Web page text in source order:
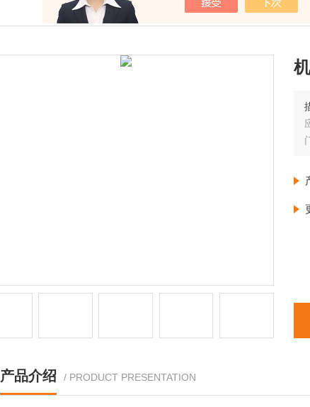
产品介绍 / PRODUCT PRESENTATION